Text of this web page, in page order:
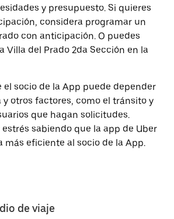
y presupuesto. Si quieres
considera programar un
con anticipación. O puedes
Villa del Prado 2da Sección en la
el socio de la App puede depender
y otros factores, como el tránsito y
que hagan solicitudes.
sabiendo que la app de Uber
más eficiente al socio de la App.
de viaje